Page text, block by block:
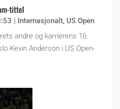
tittel
| Internasjonalt, US Open
andre og karrierens 16.
Kevin Anderson i US Open-